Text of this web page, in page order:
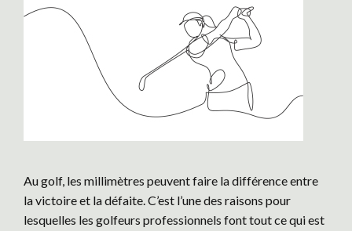
Au golf, les millimètres peuvent faire la différence entre
la victoire et la défaite. C’est l’une des raisons pour
lesquelles les golfeurs professionnels font tout ce qui est